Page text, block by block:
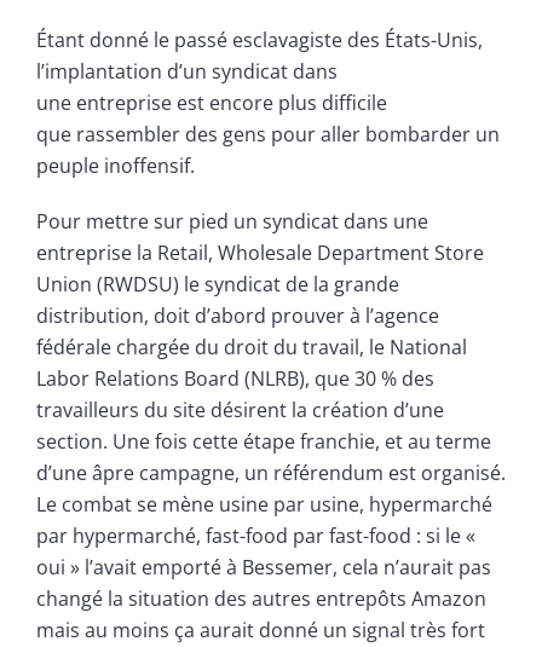
Étant donné le passé esclavagiste des États-Unis,
l’implantation d’un syndicat dans
une entreprise est encore plus difficile
que rassembler des gens pour aller bombarder un
peuple inoffensif.
Pour mettre sur pied un syndicat dans une
entreprise la Retail, Wholesale Department Store
Union (RWDSU) le syndicat de la grande
distribution, doit d’abord prouver à l’agence
fédérale chargée du droit du travail, le National
Labor Relations Board (NLRB), que 30 % des
travailleurs du site désirent la création d’une
section. Une fois cette étape franchie, et au terme
d’une âpre campagne, un référendum est organisé.
Le combat se mène usine par usine, hypermarché
par hypermarché, fast-food par fast-food : si le «
oui » l’avait emporté à Bessemer, cela n’aurait pas
changé la situation des autres entrepôts Amazon
mais au moins ça aurait donné un signal très fort